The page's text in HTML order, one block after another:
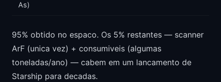
As)
95% obtido no espaco. Os 5% restantes — scanner
ArF (unica vez) + consumiveis (algumas
toneladas/ano) — cabem em um lancamento de
Starship para decadas.